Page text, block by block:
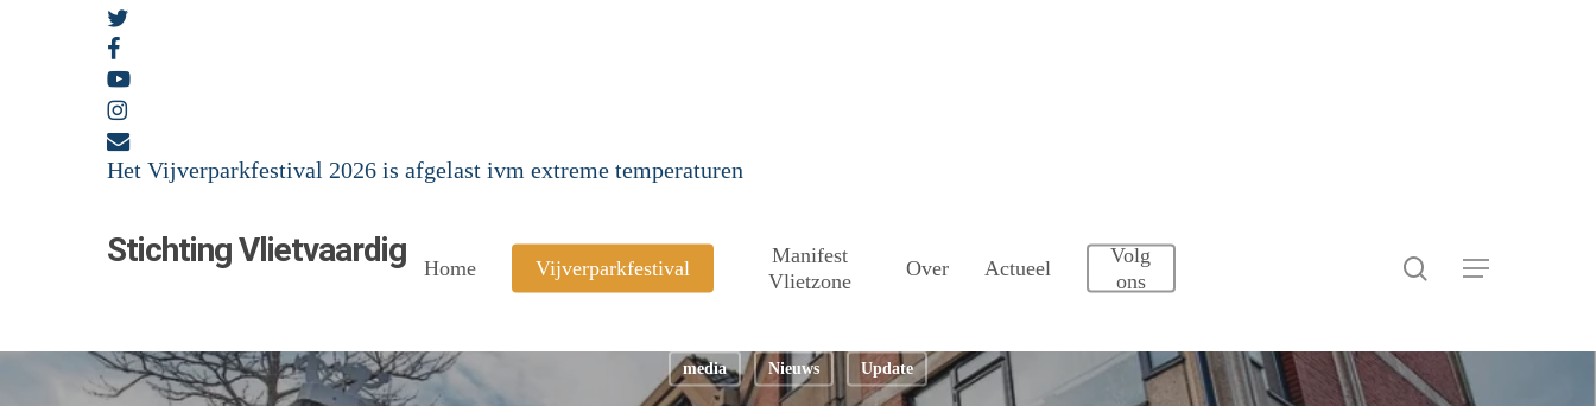
twitter
facebook
youtube
instagram
email
Het Vijverparkfestival 2026 is afgelast ivm extreme temperaturen
Stichting Vlietvaardig Home Vijverparkfestival
Manifest
Vlietzone
Over Actueel
Volg
ons
search
Menu
media Nieuws Update